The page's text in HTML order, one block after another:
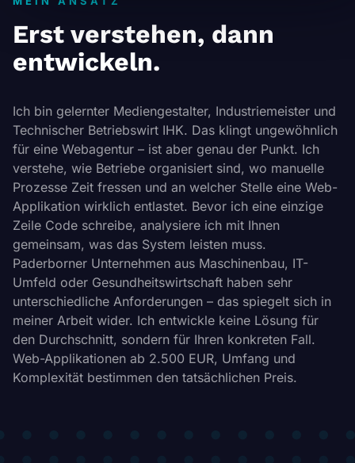
Erst verstehen, dann
entwickeln.
Ich bin gelernter Mediengestalter, Industriemeister und
Technischer Betriebswirt IHK. Das klingt ungewöhnlich
für eine Webagentur – ist aber genau der Punkt. Ich
verstehe, wie Betriebe organisiert sind, wo manuelle
Prozesse Zeit fressen und an welcher Stelle eine Web-
Applikation wirklich entlastet. Bevor ich eine einzige
Zeile Code schreibe, analysiere ich mit Ihnen
gemeinsam, was das System leisten muss.
Paderborner Unternehmen aus Maschinenbau, IT-
Umfeld oder Gesundheitswirtschaft haben sehr
unterschiedliche Anforderungen – das spiegelt sich in
meiner Arbeit wider. Ich entwickle keine Lösung für
den Durchschnitt, sondern für Ihren konkreten Fall.
Web-Applikationen ab 2.500 EUR, Umfang und
Komplexität bestimmen den tatsächlichen Preis.